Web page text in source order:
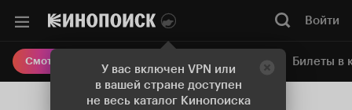
У вас включен VPN или
в вашей стране доступен
не весь каталог Кинопоиска
Войти
Смотреть кино Онлайн-кинотеатр Билеты в